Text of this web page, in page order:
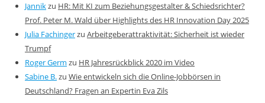
Jannikzu HR: Mit KI zum Beziehungsgestalter & Schiedsrichter?
Prof. Peter M. Wald über Highlights des HR Innovation Day 2025
Julia Fachingerzu Arbeitgeberattraktivität: Sicherheit ist wieder
Trumpf
Roger Germ zu HR Jahresrückblick 2020 im Video
Sabine B.zu Wie entwickeln sich die Online-Jobbörsen in
Deutschland? Fragen an Expertin Eva Zils